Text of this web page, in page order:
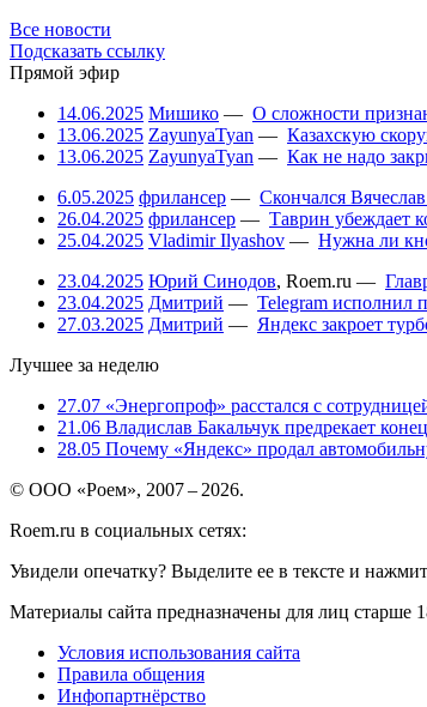
Все новости
Подсказать ссылку
Прямой эфир
14.06.2025 Мишико — О сложности
13.06.2025 ZayunyaTyan — Казахскую
13.06.2025 ZayunyaTyan — Как не надо
6.05.2025 фрилансер — Скончался
26.04.2025 фрилансер — Таврин убеждает
25.04.2025 Vladimir Ilyashov — Нужна ли
23.04.2025 Юрий Синодов, Roem.ru —
23.04.2025 Дмитрий — Telegram исполнил
27.03.2025 Дмитрий — Яндекс закроет
Лучшее за неделю
27.07 «Энергопроф» расстался с
21.06 Владислав Бакальчук предрекает
28.05 Почему «Яндекс» продал
© ООО «Роем», 2007 – 2026.
Roem.ru в социальных сетях:
Увидели опечатку? Выделите ее в тексте и
Материалы сайта предназначены для лиц старше
Условия использования сайта
Правила общения
Инфопартнёрство